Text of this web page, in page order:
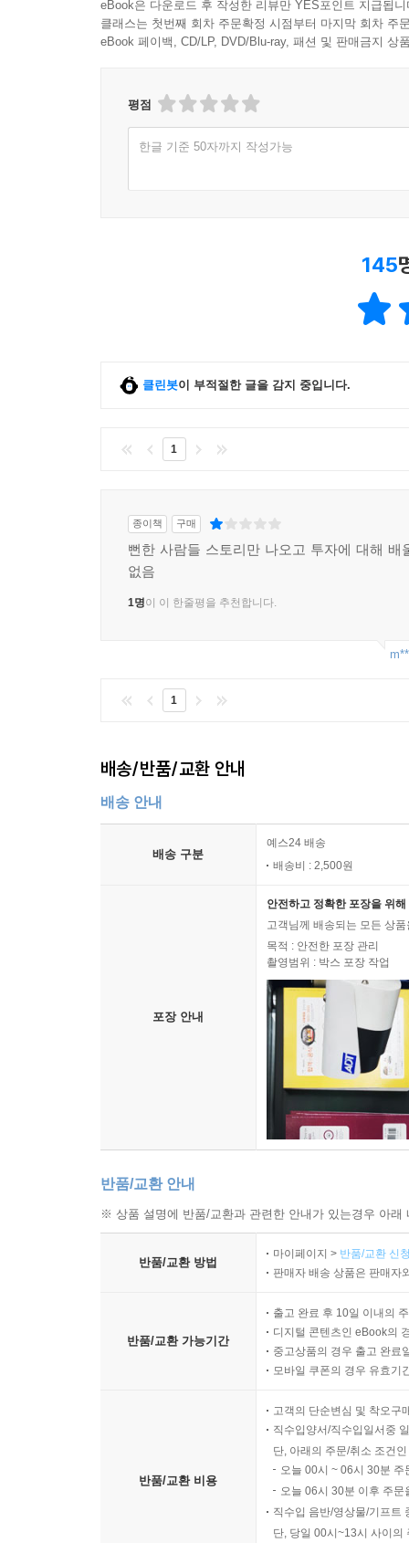
eBook은 다운로드 후 작성한 리뷰만 YES포인트 지급됩니
클래스는 첫번째 회차 주문확정 시점부터 마지막 회차 주
eBook 페이백, CD/LP, DVD/Blu-ray, 패션 및 판매금지 상
평점
한글 기준 50자까지 작성가능
145
클린봇이 부적절한 글을 감지 중입니다.
1
종이책 구매
뻔한 사람들 스토리만 나오고 투자에 대해 배
없음
1명이 이 한줄평을 추천합니다.
1
배송/반품/교환 안내
배송 안내
배송 구분
예스24 배송
배송비 : 2,500원
포장 안내
안전하고 정확한 포장을 위
고객님께 배송되는 모든 상
목적 : 안전한 포장 관리
촬영범위 : 박스 포장 작업
반품/교환 안내
※ 상품 설명에 반품/교환과 관련한 안내가 있는경우 아
반품/교환 방법
마이페이지 > 반품/교환 신
판매자 배송 상품은 판매자
반품/교환 가능기간
출고 완료 후 10일 이내의
디지털 콘텐츠인 eBook의
중고상품의 경우 출고 완료
모바일 쿠폰의 경우 유효기
반품/교환 비용
고객의 단순변심 및 착오구
직수입양서/직수입일서중
단, 아래의 주문/취소 조건
오늘 00시 ~ 06시 30분
오늘 06시 30분 이후 주
직수입 음반/영상물/기프트
단, 당일 00시~13시 사이의